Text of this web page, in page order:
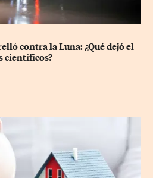
contra la Luna: ¿Qué dejó el
científicos?